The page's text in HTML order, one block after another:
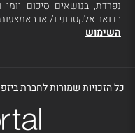
נפרדת, בנושאים סיכום
בדואר אלקטרוני ו/ או
השימוש
כל הזכויות שמורות לחברת